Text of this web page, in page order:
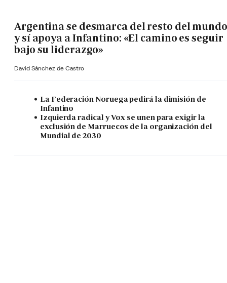
Argentina se desmarca del resto del mundo
y sí apoya a Infantino: «El camino es seguir
bajo su liderazgo»
David Sánchez de Castro
La Federación Noruega pedirá la dimisión de
Infantino
Izquierda radical y Vox se unen para exigir la
exclusión de Marruecos de la organización del
Mundial de 2030